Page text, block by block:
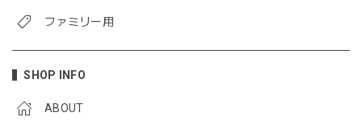
ファミリー用
SHOP INFO
ABOUT